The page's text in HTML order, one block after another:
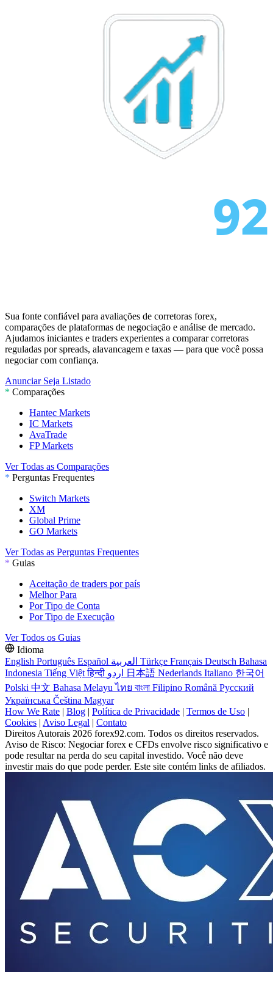
IC Marketsspread EUR/USD
política de alavancagem
alterada
1d
— novas contas sem
Sua fonte confiável para avaliações de corretoras forex,
comparações de plataformas de negociação e análise de mercado.
Ajudamos iniciantes e traders experientes a comparar corretoras
reguladas por spreads, alavancagem e taxas — para que você possa
negociar com confiança.
Anunciar Seja Listado
* Comparações
Hantec Markets
IC Markets
AvaTrade
FP Markets
Ver Todas as Comparações
* Perguntas Frequentes
Switch Markets
XM
Global Prime
GO Markets
Ver Todas as Perguntas Frequentes
* Guias
Aceitação de traders por país
Melhor Para
Por Tipo de Conta
Por Tipo de Execução
Ver Todos os Guias
Idioma
English Português Español Türkçe Français Deutsch Bahasa
Indonesia Tiếng Việtहिन्दी 日本語 Nederlands Italiano 한국어
Polski 中文 Bahasa Melayuไทย বাংলা Filipino Română Русский
Українська Čeština Magyar
How We Rate | Blog | Política de Privacidade | Termos de Uso |
Cookies | Aviso Legal | Contato
Direitos Autorais 2026 forex92.com. Todos os direitos reservados.
Aviso de Risco: Negociar forex e CFDs envolve risco significativo e
pode resultar na perda do seu capital investido. Você não deve
investir mais do que pode perder. Este site contém links de afiliados.